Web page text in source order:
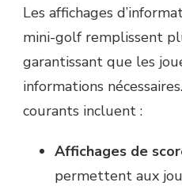
Les affichages
mini-golf remplissent
garantissant que les
informations
courants incluent :
Affichages de
permettent aux